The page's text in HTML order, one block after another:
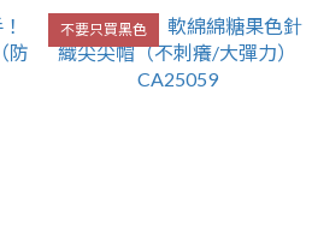
不要只買黑色